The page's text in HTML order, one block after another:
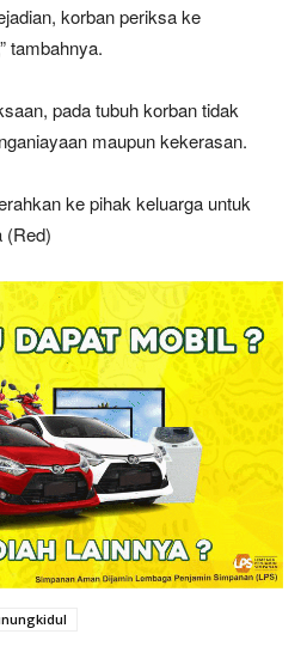
korban periksa ke
tambahnya.
pada tubuh korban tidak
maupun kekerasan.
ke pihak keluarga untuk
(Red)